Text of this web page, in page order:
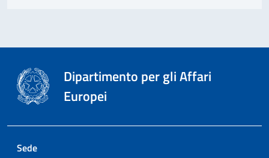
Dipartimento per gli Affari
Europei
Sede